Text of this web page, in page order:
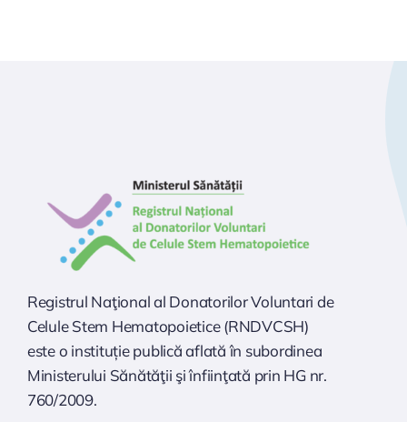
Registrul Naţional al Donatorilor Voluntari de
Celule Stem Hematopoietice (RNDVCSH)
este o instituție publică aflată în subordinea
Ministerului Sănătăţii şi înfiinţată prin HG nr.
760/2009.